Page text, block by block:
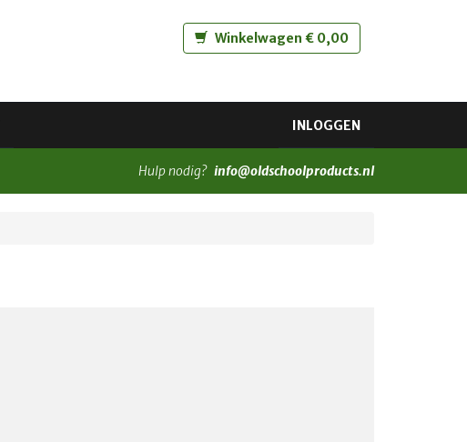
Winkelwagen € 0,00
INLOGGEN
Hulp nodig? info@oldschoolproducts.nl